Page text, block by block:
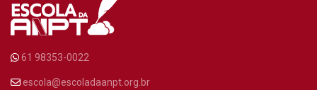
61 98353-0022
escola@escoladaanpt.org.br